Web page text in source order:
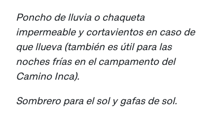
Poncho de lluvia o chaqueta
impermeable y cortavientos en caso de
que llueva (también es útil para las
noches frías en el campamento del
Camino Inca).
Sombrero para el sol y gafas de sol.